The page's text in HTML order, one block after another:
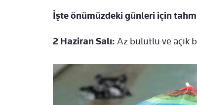
İşte önümüzdeki günleri için
2 Haziran Salı: Az bulutlu ve açık